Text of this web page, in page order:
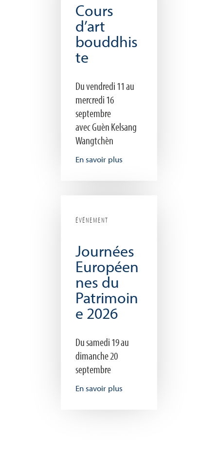
Cours
d’art
bouddhis
te
Du vendredi 11 au
mercredi 16
septembre
avec Guèn Kelsang
Wangtchèn
En savoir plus
ÉVÉNEMENT
Journées
Européen
nes du
Patrimoin
e 2026
Du samedi 19 au
dimanche 20
septembre
En savoir plus